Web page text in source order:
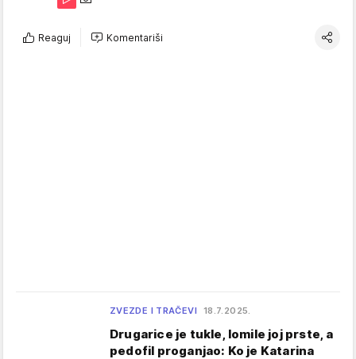
Reaguj Komentariši
ZVEZDE I TRAČEVI 18.7.2025.
Drugarice je tukle, lomile joj prste, a
pedofil proganjao: Ko je Katarina